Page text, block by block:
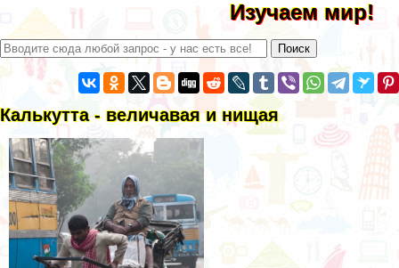
Изучаем мир!
Калькутта - величавая и нищая